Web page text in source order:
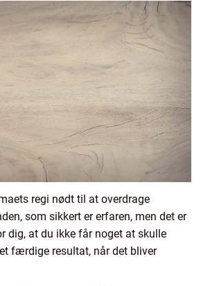
regi nødt til at overdrage
som sikkert er erfaren, men det er
dig, at du ikke får noget at skulle
færdige resultat, når det bliver